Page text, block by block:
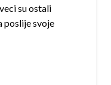
su ostali
poslije svoje